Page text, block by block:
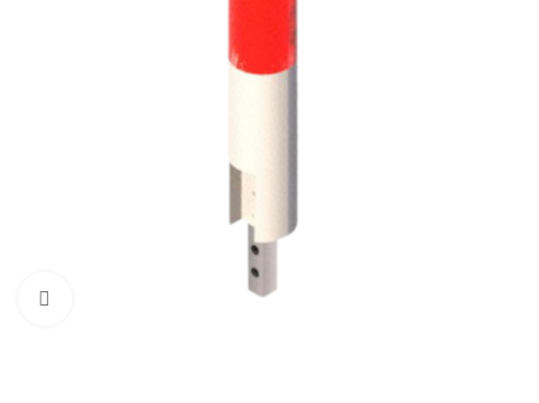
Нажмите, чтобы увеличить